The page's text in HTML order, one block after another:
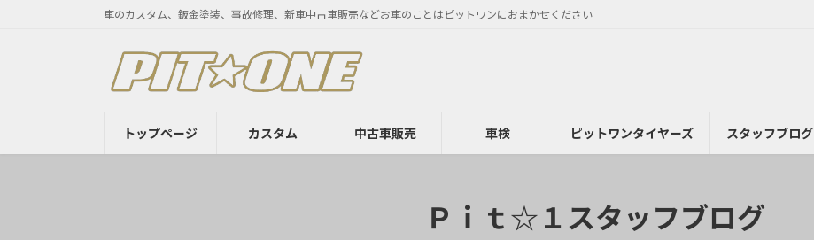
キ
に
車のカスタム、鈑金塗装、事故修理、新車中古車販売などお車のことはピットワンにおまかせください
トップページ カスタム 中古車販売 車検 ピットワンタイヤーズ スタッフブログ
Ｐｉｔ☆１スタッフブログ